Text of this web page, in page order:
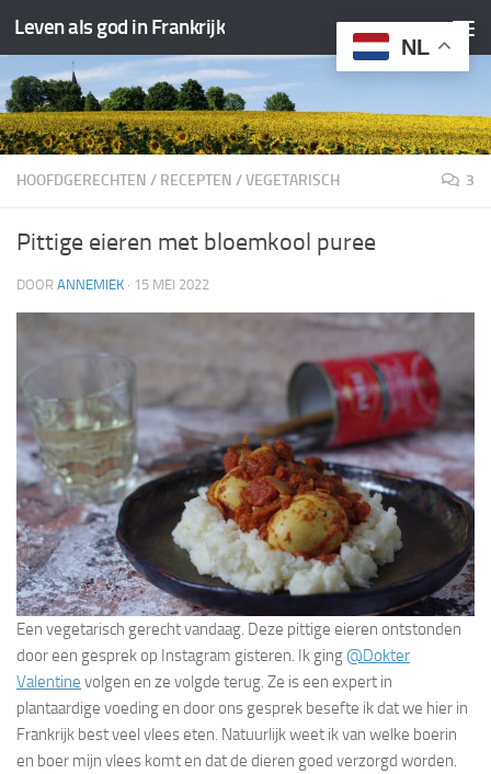
Doorgaan naar inhoud
Leven als god in Frankrijk
HOOFDGERECHTEN / RECEPTEN /VEGETARISCH 3
Pittige eieren met bloemkool puree
DOOR ANNEMIEK · 15 MEI 2022
Een vegetarisch gerecht vandaag. Deze pittige eieren ontstonden
door een gesprek op Instagram gisteren. Ik ging@Dokter
Valentine volgen en ze volgde terug. Ze is een expert in
plantaardige voeding en door ons gesprek besefte ik dat we hier in
Frankrijk best veel vlees eten. Natuurlijk weet ik van welke boerin
en boer mijn vlees komt en dat de dieren goed verzorgd worden.
NL